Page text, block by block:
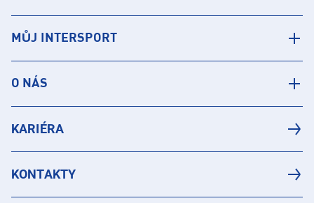
MŮJ INTERSPORT
O NÁS
KARIÉRA
KONTAKTY